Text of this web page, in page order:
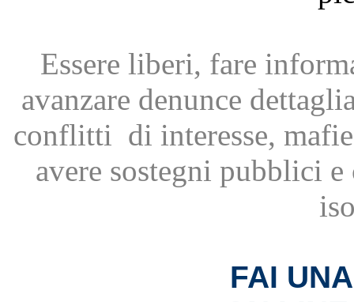
Essere liberi, fare
avanzare denunce
conflitti di interesse,
avere sostegni pubblici
FAI